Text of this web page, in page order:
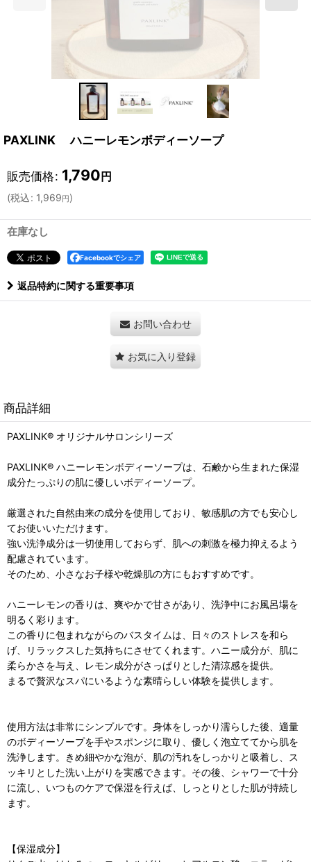
PAXLINK ハニーレモンボディーソープ
販売価格: 1,790円
(税込: 1,969円)
在庫なし
Facebookでシェア
返品特約に関する重要事項
お問い合わせ
お気に入り登録
商品詳細
PAXLINK® オリジナルサロンシリーズ
PAXLINK® ハニーレモンボディーソープは、石鹸から生まれた保湿
成分たっぷりの肌に優しいボディーソープ。
厳選された自然由来の成分を使用しており、敏感肌の方でも安心し
てお使いいただけます。
強い洗浄成分は一切使用しておらず、肌への刺激を極力抑えるよう
配慮されています。
そのため、小さなお子様や乾燥肌の方にもおすすめです。
ハニーレモンの香りは、爽やかで甘さがあり、洗浄中にお風呂場を
明るく彩ります。
この香りに包まれながらのバスタイムは、日々のストレスを和ら
げ、リラックスした気持ちにさせてくれます。ハニー成分が、肌に
柔らかさを与え、レモン成分がさっぱりとした清涼感を提供。
まるで贅沢なスパにいるような素晴らしい体験を提供します。
使用方法は非常にシンプルです。身体をしっかり濡らした後、適量
のボディーソープを手やスポンジに取り、優しく泡立ててから肌を
洗浄します。きめ細やかな泡が、肌の汚れをしっかりと吸着し、ス
ッキリとした洗い上がりを実感できます。その後、シャワーで十分
に流し、いつものケアで保湿を行えば、しっとりとした肌が持続し
ます。
【保湿成分】